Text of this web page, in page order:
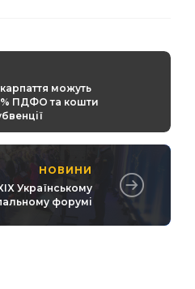
можуть
ПДФО та кошти
НОВИНИ
Українському
форумі